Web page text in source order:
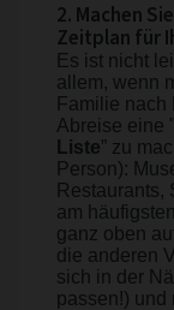
2. Machen
Zeitplan für
Es ist nicht
allem, wenn
Familie nach
Abreise eine "
Liste” zu
Person):
Restaurants,
am
ganz oben
die anderen
sich in der
passen!) und